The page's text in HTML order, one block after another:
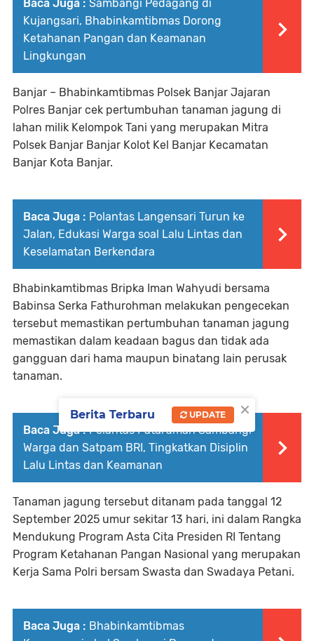
Baca Juga : Sambangi Pedagang di
Kujangsari, Bhabinkamtibmas Dorong
Ketahanan Pangan dan Keamanan
Lingkungan
Banjar – Bhabinkamtibmas Polsek Banjar Jajaran
Polres Banjar cek pertumbuhan tanaman jagung di
lahan milik Kelompok Tani yang merupakan Mitra
Polsek Banjar Banjar Kolot Kel Banjar Kecamatan
Banjar Kota Banjar.
Baca Juga : Polantas Langensari Turun ke
Jalan, Edukasi Warga soal Lalu Lintas dan
Keselamatan Berkendara
Bhabinkamtibmas Bripka Iman Wahyudi bersama
Babinsa Serka Fathurohman melakukan pengecekan
tersebut memastikan pertumbuhan tanaman jagung
memastikan dalam keadaan bagus dan tidak ada
gangguan dari hama maupun binatang lain perusak
tanaman.
Baca Juga : Polantas Pataruman Sambangi
Warga dan Satpam BRI, Tingkatkan Disiplin
Lalu Lintas dan Keamanan
Tanaman jagung tersebut ditanam pada tanggal 12
September 2025 umur sekitar 13 hari, ini dalam Rangka
Mendukung Program Asta Cita Presiden RI Tentang
Program Ketahanan Pangan Nasional yang merupakan
Kerja Sama Polri bersam Swasta dan Swadaya Petani.
Baca Juga : Bhabinkamtibmas
×
Berita Terbaru UPDATE